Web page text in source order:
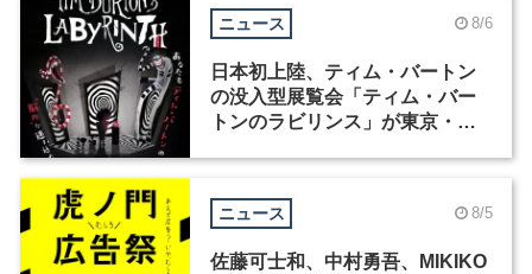
ニュース 8/6
日本初上陸、ティム・バートン
の没入型展覧会「ティム・バー
トンのラビリンス」が東京・豊
ニュース 8/5
佐藤可士和、中村勇吾、MIKIKO